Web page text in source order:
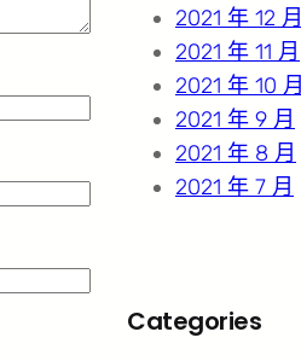
2021 年 12 月
2021 年 11 月
2021 年 10 月
2021 年 9 月
2021 年 8 月
2021 年 7 月
Categories